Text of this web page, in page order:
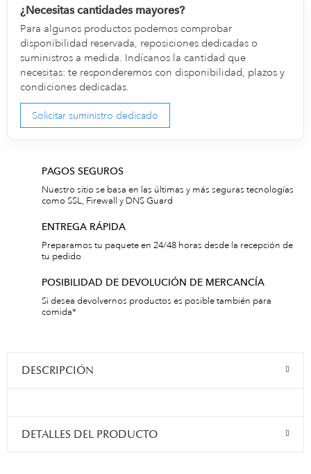
¿Necesitas cantidades mayores?
Para algunos productos podemos comprobar
disponibilidad reservada, reposiciones dedicadas o
suministros a medida. Indícanos la cantidad que
necesitas: te responderemos con disponibilidad, plazos y
condiciones dedicadas.
Solicitar suministro dedicado
PAGOS SEGUROS
Nuestro sitio se basa en las últimas y más seguras tecnologías
como SSL, Firewall y DNS Guard
ENTREGA RÁPIDA
Preparamos tu paquete en 24/48 horas desde la recepción de
tu pedido
POSIBILIDAD DE DEVOLUCIÓN DE MERCANCÍA
Si desea devolvernos productos es posible también para
comida*
DESCRIPCIÓN
DETALLES DEL PRODUCTO